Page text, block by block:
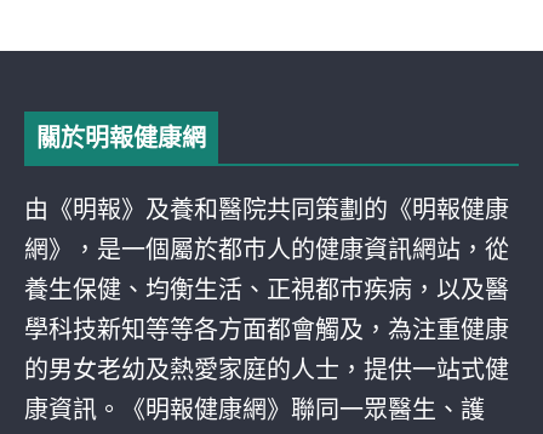
關於明報健康網
由《明報》及養和醫院共同策劃的《明報健康
網》，是一個屬於都巿人的健康資訊網站，從
養生保健、均衡生活、正視都巿疾病，以及醫
學科技新知等等各方面都會觸及，為注重健康
的男女老幼及熱愛家庭的人士，提供一站式健
康資訊。《明報健康網》聯同一眾醫生、護